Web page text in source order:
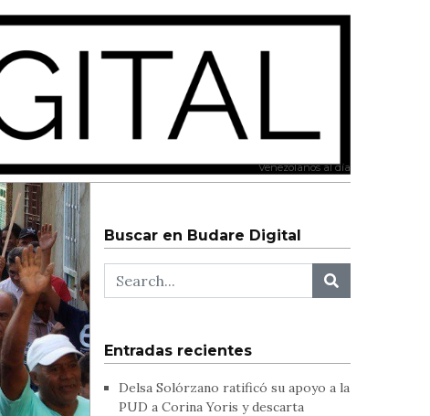
Venezolanos al día
Buscar en Budare Digital
Entradas recientes
Delsa Solórzano ratificó su apoyo a la
PUD a Corina Yoris y descarta